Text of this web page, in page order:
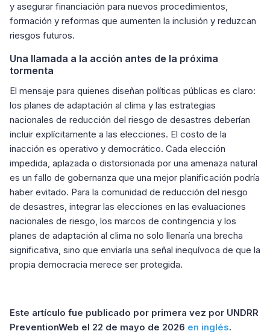
y asegurar financiación para nuevos procedimientos,
formación y reformas que aumenten la inclusión y reduzcan
riesgos futuros.
Una llamada a la acción antes de la próxima
tormenta
El mensaje para quienes diseñan políticas públicas es claro:
los planes de adaptación al clima y las estrategias
nacionales de reducción del riesgo de desastres deberían
incluir explícitamente a las elecciones. El costo de la
inacción es operativo y democrático. Cada elección
impedida, aplazada o distorsionada por una amenaza natural
es un fallo de gobernanza que una mejor planificación podría
haber evitado. Para la comunidad de reducción del riesgo
de desastres, integrar las elecciones en las evaluaciones
nacionales de riesgo, los marcos de contingencia y los
planes de adaptación al clima no solo llenaría una brecha
significativa, sino que enviaría una señal inequívoca de que la
propia democracia merece ser protegida.
Este artículo fue publicado por primera vez por UNDRR
PreventionWeb el 22 de mayo de 2026 en inglés.